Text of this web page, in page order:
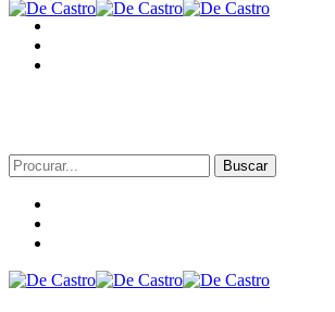
Procurar
por: